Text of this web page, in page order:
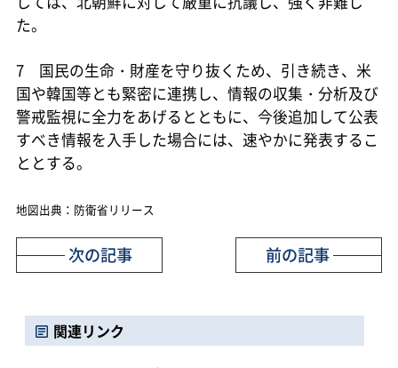
た。
7 国民の生命・財産を守り抜くため、引き続き、米
国や韓国等とも緊密に連携し、情報の収集・分析及び
警戒監視に全力をあげるとともに、今後追加して公表
すべき情報を入手した場合には、速やかに発表するこ
ととする。
地図出典：防衛省リリース
前の記事
次の記事
関連リンク